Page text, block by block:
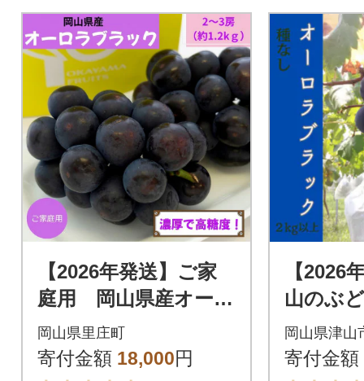
【2026年発送】ご家
庭用 岡山県産オーロ
ラブラック(クール便)
約1.2kg
岡山県里庄町
寄付金額 18,000円
【2026
山のぶ
ブラッ
岡山県津山
寄付金額